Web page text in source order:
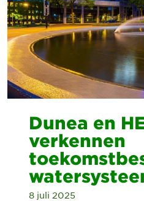
Dunea en
verkennen
8 juli 2025